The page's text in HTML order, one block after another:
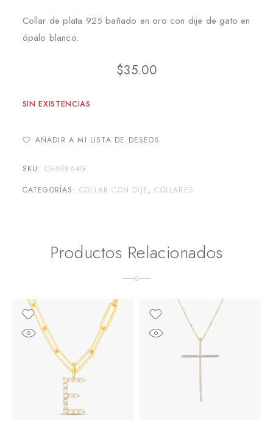
Collar de plata 925 bañado en oro con dije de gato en
ópalo blanco.
$35.00
SIN EXISTENCIAS
AÑADIR A MI LISTA DE DESEOS
SKU: CE60864G
CATEGORÍAS: COLLAR CON DIJE,COLLARES
Productos Relacionados